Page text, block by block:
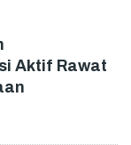
Aktif Rawat